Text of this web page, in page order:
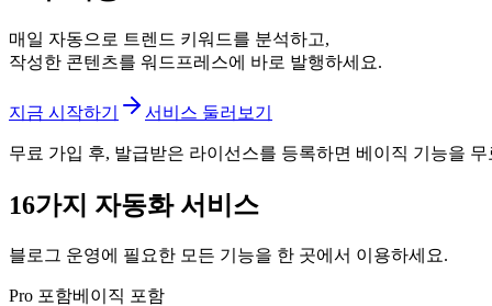
매일 자동으로 트렌드 키워드를 분석하고,
작성한 콘텐츠를 워드프레스에 바로 발행하세요.
지금 시작하기 서비스 둘러보기
무료 가입 후, 발급받은 라이선스를 등록하면 베이직 기능을
16가지 자동화 서비스
블로그 운영에 필요한 모든 기능을 한 곳에서 이용하세요.
Pro 포함베이직 포함